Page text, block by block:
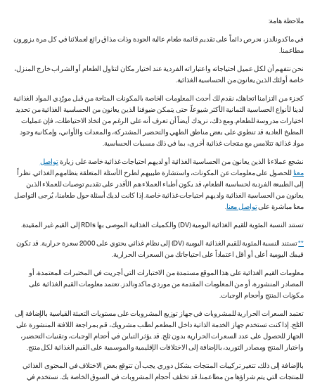
ملاحظة هامة:
في ماكدونالدز، نحرص دائماً على تقديم قائمة طعام عالية الجودة وذات مذاق رائع لعملائنا في كل مرة يزورون
مطاعمنا.
نحن نتفهم أن لكل عميل احتياجاته واعتباراته الفردية عند اختيار مكان لتناول الطعام أو الشراب خارج المنزل،
خاصة أولئك الذين يعانون من الحساسية الغذائية.
كجزء من التزامنا اتجاهك، نقدم لك أحدث المعلومات الخاصة بالمكونات المتاحة من قبل مورّدي المواد الغذائية
لدينا لأنواع الحساسية الثمانية الأكثر شيوعاً، حتى يتمكن ضيوفنا الذين يعانون من الحساسية الغذائية من تحديد
اختيارات مدروسة للطعام. ومع ذلك، نريدك أيضاً أن تعرف أنه على الرغم من اتخاذ الاحتياطات، فإن عمليات
المطبخ العادية قد تنطوي على بعض مناطق الطهي والتحضير المشتركة، والمعدات والأواني، وإمكانية وجود
مواد غذائية تتلامس مع منتجات غذائية أخرى، بما في ذلك مسببات الحساسية.
نشجع عملاءنا الذين يعانون من الحساسية الغذائية أو لديهم احتياجات غذائية خاصة على زيارةتواصل
معنا للحصول على معلومات عن المكونات، واستشارة طبيبهم لطرح الأسئلة المتعلقة بنظامهم الغذائي. نظراً
إلى الطبيعة الفردية لحساسية الطعام، قد يكون أطباء العملاء هم الأقدر على تقديم توصيات للعملاء الذين
يعانون من الحساسية الغذائية ولديهم احتياجات غذائية خاصة. إذا كانت لديك أسئلة حول طعامنا، يُرجى التواصل
معنا مباشرة علىتواصل معنا.
تستند النسبة المئوية للقيم الغذائية اليومية (DV) والكميات الغذائية الموصى بها RDIs إلى القيم غير المقيدة.
**
تستند النسبة المئوية للقيم الغذائية اليومية (DV) إلى نظام غذائي يحتوي على 2000 سعرة حرارية. قد تكون
قيمك اليومية أعلى أو أقل اعتماداً على احتياجاتك من السعرات الحرارية.
معلومات القيم الغذائية على هذا الموقع مستمدة من الاختبارات التي أجريت في المختبرات المعتمدة، أو
المصادر المنشورة، أو من المعلومات المقدمة من موردي ماكدونالدز. تعتمد معلومات القيم الغذائية على
مكونات المنتج وأحجام الوجبات.
تعتمد السعرات الحرارية للمشروبات في جهاز توزيع المشروبات على مستويات التعبئة القياسية بالإضافة إلى
الثلج. إذا كنت تستخدم جهاز الخدمة الذاتية داخل المطعم لطلب مشروبك، قم بمراجعة اللافتة المنشورة على
الجهاز للحصول على عدد السعرات الحرارية بدون ثلج. قد يؤثر التباين في أحجام الوجبات، وتقنيات التحضير،
واختبار المنتج ومصادر التوريد، بالإضافة إلى الاختلافات الإقليمية والموسمية على القيم الغذائية لكل منتج.
بالإضافة إلى ذلك، تتغير تركيبات المنتجات بشكل دوري. يجب أن تتوقع بعض الاختلاف في المحتوى الغذائي
للمنتجات التي يتم شراؤها من مطاعمنا. قد تختلف أحجام المشروبات في السوق الخاصة بك. نستخدم في